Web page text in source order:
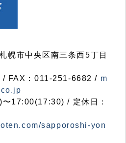
市中央区南三条西5丁目
FAX：011-251-6682 / m
17:00(17:30) / 定休日：
sapporoshi-yon